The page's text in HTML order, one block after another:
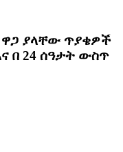
ያላቸው ጥያቄዎች
በ 24 ሰዓታት ውስጥ